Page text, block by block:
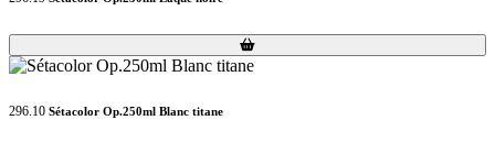
Loading...
Loading...
296.10 Sétacolor Op.250ml Blanc titane